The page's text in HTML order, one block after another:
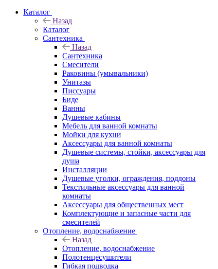
Каталог
Назад
Каталог
Сантехника
Назад
Сантехника
Смесители
Раковины (умывальники)
Унитазы
Писсуары
Биде
Ванны
Душевые кабины
Мебель для ванной комнаты
Мойки для кухни
Аксессуары для ванной комнаты
Душевые системы, стойки, аксессуары для
душа
Инсталляции
Душевые уголки, ограждения, поддоны
Текстильные аксессуары для ванной
комнаты
Аксессуары для общественных мест
Комплектующие и запасные части для
смесителей
Отопление, водоснабжение
Назад
Отопление, водоснабжение
Полотенцесушители
Гибкая подводка